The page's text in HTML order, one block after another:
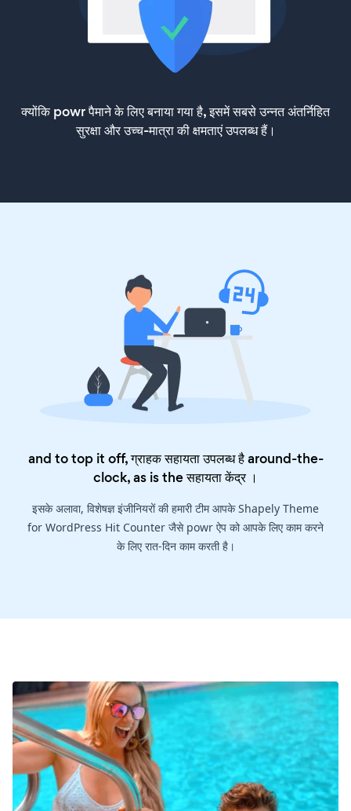
क्योंकि powr पैमाने के लिए बनाया गया है, इसमें सबसे उन्नत अंतर्निहित
सुरक्षा और उच्च-मात्रा की क्षमताएं उपलब्ध हैं।
and to top it off, ग्राहक सहायता उपलब्ध है around-the-
clock, as is theसहायता केंद्र।
इसके अलावा, विशेषज्ञ इंजीनियरों की हमारी टीम आपके Shapely Theme
for WordPress Hit Counter जैसे powr ऐप को आपके लिए काम करने
के लिए रात-दिन काम करती है।